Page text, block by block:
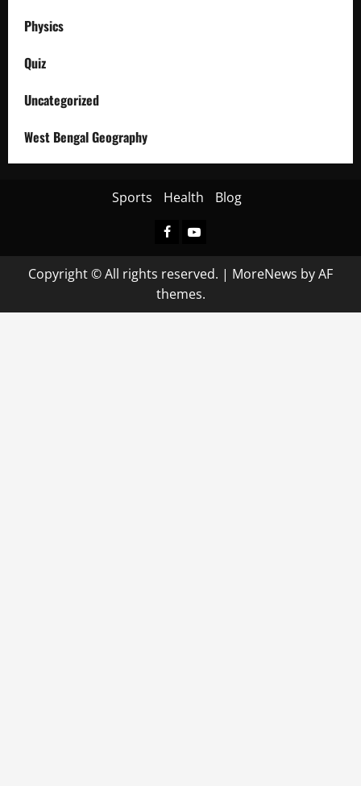
Physics
Quiz
Uncategorized
West Bengal Geography
Sports Health Blog
Facebook
Youtube
Copyright © All rights reserved. | MoreNews by AF
themes.